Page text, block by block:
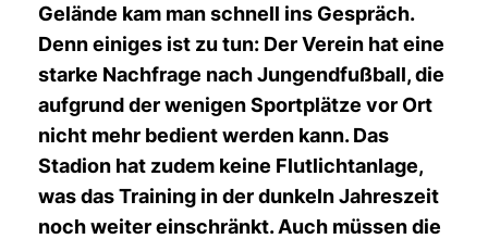
Gelände kam man schnell ins Gespräch.
Denn einiges ist zu tun: Der Verein hat eine
starke Nachfrage nach Jungendfußball, die
aufgrund der wenigen Sportplätze vor Ort
nicht mehr bedient werden kann. Das
Stadion hat zudem keine Flutlichtanlage,
was das Training in der dunkeln Jahreszeit
noch weiter einschränkt. Auch müssen die